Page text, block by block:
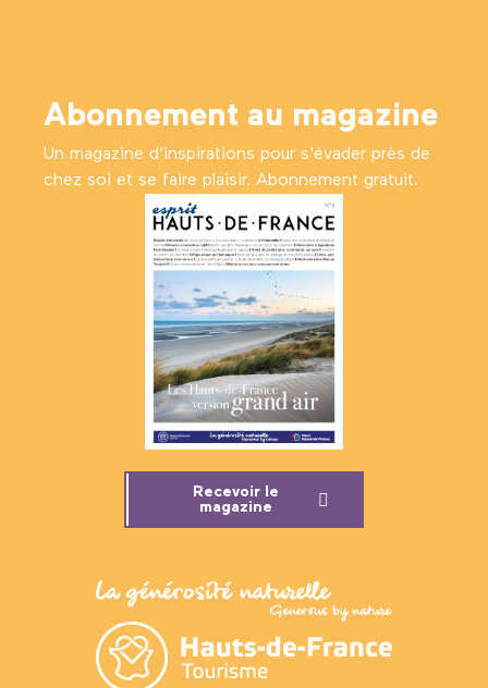
Abonnement au magazine
Un magazine d’inspirations pour s'évader près de
chez soi et se faire plaisir. Abonnement gratuit.
Recevoir le
magazine